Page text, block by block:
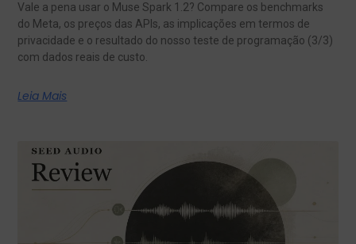
Vale a pena usar o Muse Spark 1.2? Compare os benchmarks
do Meta, os preços das APIs, as implicações em termos de
privacidade e o resultado do nosso teste de programação (3/3)
com dados reais de custo.
Leia Mais